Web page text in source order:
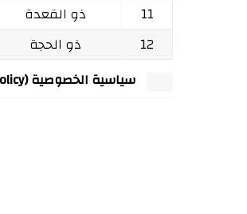
11
ذو القعدة
12
ذو الحجة
سياسية الخصوصية (Privacy policy)